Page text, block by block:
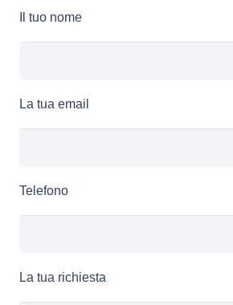
Il tuo nome
La tua email
Telefono
La tua richiesta